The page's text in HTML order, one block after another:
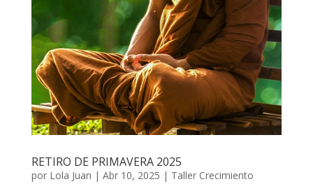
RETIRO DE PRIMAVERA 2025
por Lola Juan | Abr 10, 2025 | Taller Crecimiento